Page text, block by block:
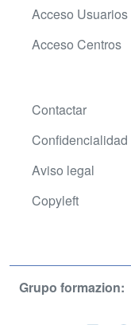
Acceso Usuarios
Acceso Centros
Contactar
Confidencialidad
Aviso legal
Copyleft
Grupo formazion: